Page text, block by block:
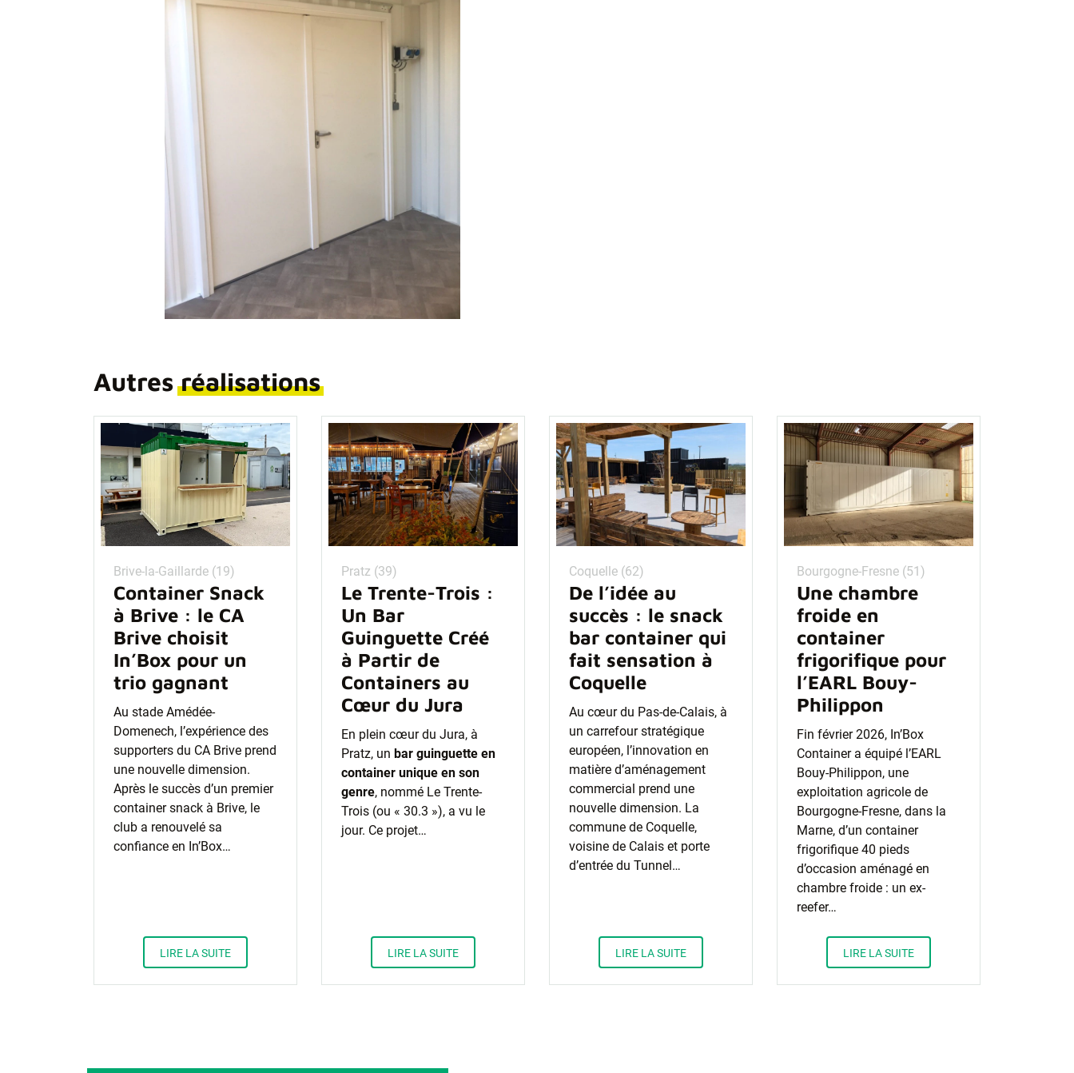
Autresréalisations
Brive-la-Gaillarde (19)
Container Snack
à Brive : le CA
Brive choisit
In’Box pour un
trio gagnant
Au stade Amédée-
Domenech, l’expérience des
supporters du CA Brive prend
une nouvelle dimension.
Après le succès d’un premier
container snack à Brive, le
club a renouvelé sa
confiance en In’Box…
LIRE LA SUITE
Pratz (39)
Le Trente-Trois :
Un Bar
Guinguette Créé
à Partir de
Containers au
Cœur du Jura
En plein cœur du Jura, à
Pratz, un bar guinguette en
container unique en son
genre, nommé Le Trente-
Trois (ou « 30.3 »), a vu le
jour. Ce projet…
LIRE LA SUITE
Coquelle (62)
De l’idée au
succès : le snack
bar container qui
fait sensation à
Coquelle
Au cœur du Pas-de-Calais, à
un carrefour stratégique
européen, l’innovation en
matière d’aménagement
commercial prend une
nouvelle dimension. La
commune de Coquelle,
voisine de Calais et porte
d’entrée du Tunnel…
LIRE LA SUITE
Bourgogne-Fresne (51)
Une chambre
froide en
container
frigorifique pour
l’EARL Bouy-
Philippon
Fin février 2026, In’Box
Container a équipé l’EARL
Bouy-Philippon, une
exploitation agricole de
Bourgogne-Fresne, dans la
Marne, d’un container
frigorifique 40 pieds
d’occasion aménagé en
chambre froide : un ex-
reefer…
LIRE LA SUITE